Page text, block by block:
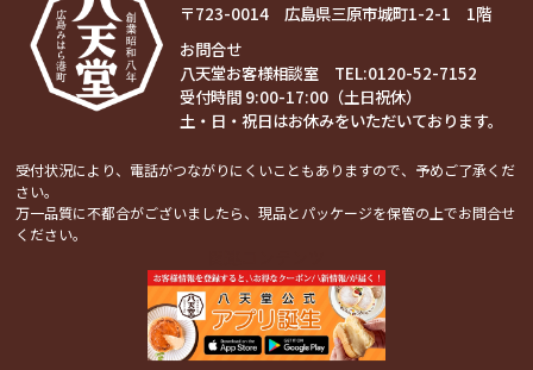
〒723-0014 広島県三原市城町1-2-1 1階
お問合せ
八天堂お客様相談室 TEL:0120-52-7152
受付時間 9:00-17:00（土日祝休）
土・日・祝日はお休みをいただいております。
受付状況により、電話がつながりにくいこともありますので、予めご了承くだ
さい。
万一品質に不都合がございましたら、現品とパッケージを保管の上でお問合せ
ください。